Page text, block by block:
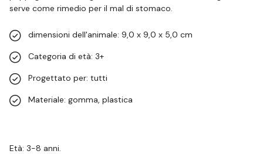
serve come rimedio per il mal di stomaco.
dimensioni dell'animale: 9,0 x 9,0 x 5,0 cm
Categoria di età: 3+
Progettato per: tutti
Materiale: gomma, plastica
Età: 3-8 anni.